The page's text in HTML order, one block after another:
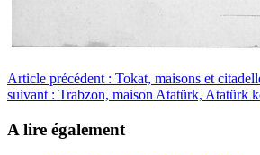
Article précédent : Tokat, maisons et
suivant : Trabzon, maison Atatürk, Atatürk
A lire également